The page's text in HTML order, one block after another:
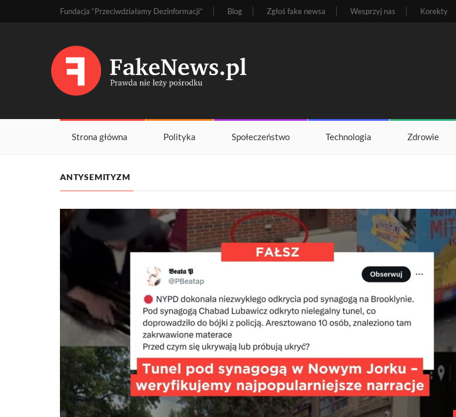
Fundacja “Przeciwdziałamy Dezinformacji” Blog Zgłoś fake newsa Wesprzyj nas Korekty
Strona główna Polityka Społeczeństwo Technologia Zdrowie
ANTYSEMITYZM